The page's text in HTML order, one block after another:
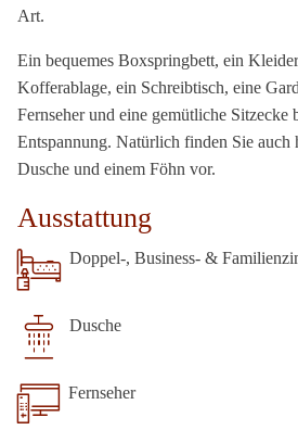
Art.
Ein bequemes Boxspringbett, ein
Kofferablage, ein Schreibtisch, eine
Fernseher und eine gemütliche Sitzecke
Entspannung. Natürlich finden Sie auch
Dusche und einem Föhn vor.
Ausstattung
Doppel-, Business- &
Dusche
Fernseher